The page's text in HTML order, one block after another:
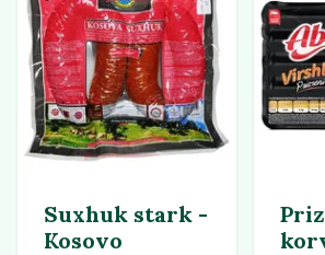
Suxhuk stark -
Kosovo